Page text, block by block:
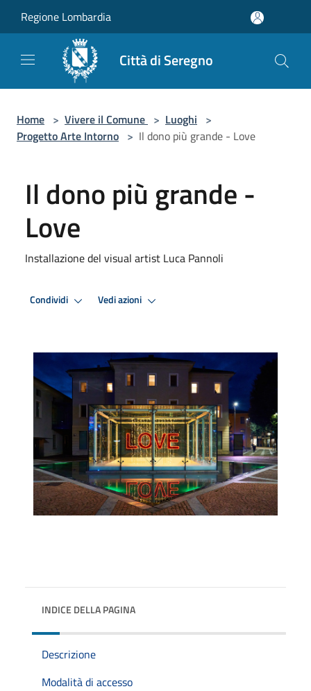
Regione Lombardia
Città di Seregno
Home > Vivere il Comune > Luoghi >
Progetto Arte Intorno > Il dono più grande - Love
Il dono più grande -
Love
Installazione del visual artist Luca Pannoli
Condividi Vedi azioni
INDICE DELLA PAGINA
Descrizione
Modalità di accesso